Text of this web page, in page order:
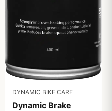
DYNAMIC BIKE CARE
Dynamic Brake